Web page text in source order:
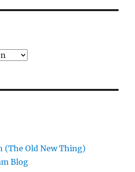
(The Old New Thing)
Blog